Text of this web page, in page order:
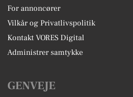
For annoncører
Vilkår og Privatlivspolitik
Kontakt VORES Digital
Administrer samtykke
GENVEJE